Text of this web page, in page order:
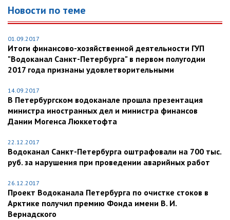
Новости по теме
01.09.2017
Итоги финансово-хозяйственной деятельности ГУП
"Водоканал Санкт-Петербурга" в первом полугодии
2017 года признаны удовлетворительными
14.09.2017
В Петербургском водоканале прошла презентация
министра иностранных дел и министра финансов
Дании Могенса Люккетофта
22.12.2017
Водоканал Санкт-Петербурга оштрафовали на 700 тыс.
руб. за нарушения при проведении аварийных работ
26.12.2017
Проект Водоканала Петербурга по очистке стоков в
Арктике получил премию Фонда имени В. И.
Вернадского